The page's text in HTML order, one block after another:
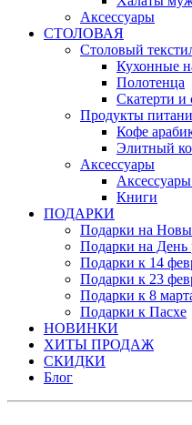
Аксессуары
СТОЛОВАЯ
Столовый
Кухонные
Полотенца
Скатерти и
Продукты
Кофе
Элитный
Аксессуары
Книги
ПОДАРКИ
Подарки на
Подарки на День
Подарки к 14
Подарки к 23
Подарки к 8
Подарки к Пасхе
НОВИНКИ
ХИТЫ ПРОДАЖ
СКИДКИ
Блог